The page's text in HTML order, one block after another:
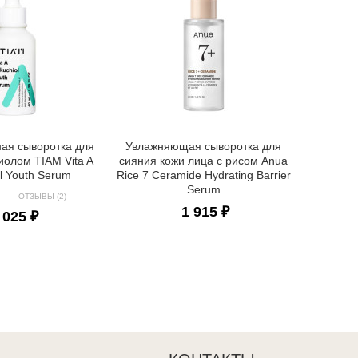
сыворотка для
TIAM Vita A
Youth Serum
ОТЗЫВЫ (2)
₽
Увлажняющая сыворотка для
сияния кожи лица с рисом Anua
Rice 7 Ceramide Hydrating Barrier
Serum
1 915 ₽